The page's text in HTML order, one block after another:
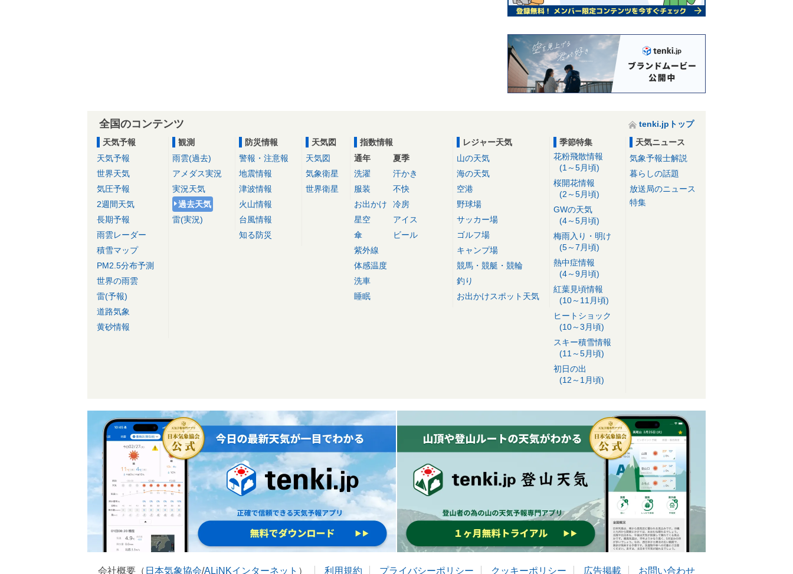
全国のコンテンツ
tenki.jpトップ
天気予報
天気予報
世界天気
気圧予報
2週間天気
長期予報
雨雲レーダー
積雪マップ
PM2.5分布予測
世界の雨雲
雷(予報)
道路気象
黄砂情報
観測
雨雲(過去)
アメダス実況
実況天気
過去天気
雷(実況)
防災情報
警報・注意報
地震情報
津波情報
火山情報
台風情報
知る防災
天気図
天気図
気象衛星
世界衛星
指数情報
通年
洗濯
服装
お出かけ
星空
傘
紫外線
体感温度
洗車
睡眠
夏季
汗かき
不快
冷房
アイス
ビール
レジャー天気
山の天気
海の天気
空港
野球場
サッカー場
ゴルフ場
キャンプ場
競馬・競艇・競輪
釣り
お出かけスポット天気
季節特集
花粉飛散情報
(1～5月頃)
桜開花情報
(2～5月頃)
GWの天気
(4～5月頃)
梅雨入り・明け
(5～7月頃)
熱中症情報
(4～9月頃)
紅葉見頃情報
(10～11月頃)
ヒートショック
(10～3月頃)
スキー積雪情報
(11～5月頃)
初日の出
(12～1月頃)
天気ニュース
気象予報士解説
暮らしの話題
放送局のニュース
特集
会社概要（ 日本気象協会/ALiNKインターネット ） 利用規約 プライバシーポリシー クッキーポリシー 広告掲載 お問い合わせ